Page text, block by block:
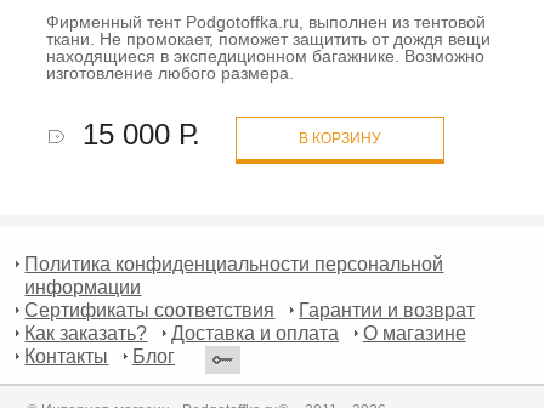
Фирменный тент Podgotoffka.ru, выполнен из тентовой
ткани. Не промокает, поможет защитить от дождя вещи
находящиеся в экспедиционном багажнике. Возможно
изготовление любого размера.
15 000 Р. В КОРЗИНУ
Политика конфиденциальности персональной
информации
Сертификаты соответствия
Гарантии и возврат
Как заказать?
Доставка и оплата
О магазине
Контакты
Блог